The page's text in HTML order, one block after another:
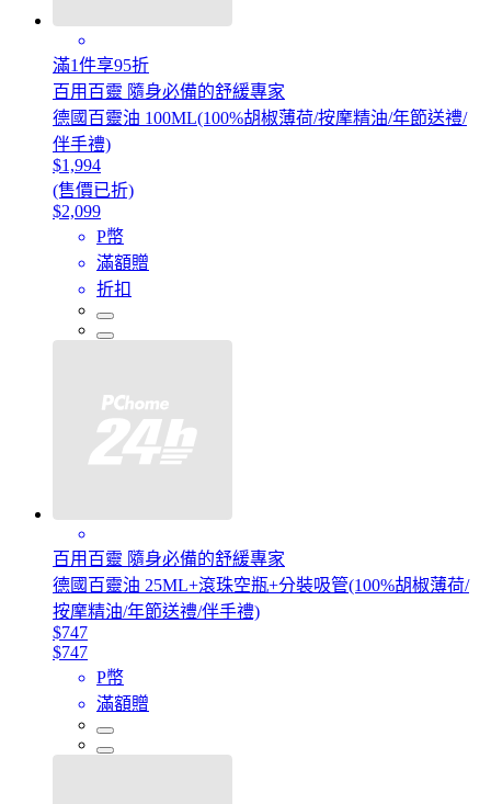
滿1件享95折
百用百靈 隨身必備的舒緩專家
德國百靈油 100ML(100%胡椒薄荷/按摩精油/年節送禮/
伴手禮)
$1,994
(售價已折)
$2,099
P幣
滿額贈
折扣
百用百靈 隨身必備的舒緩專家
德國百靈油 25ML+滾珠空瓶+分裝吸管(100%胡椒薄荷/
按摩精油/年節送禮/伴手禮)
$747
$747
P幣
滿額贈